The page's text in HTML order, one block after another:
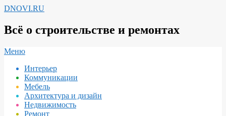
Перейти
содержимому
DNOVI.RU
Всё о строительстве и ремонтах
Вторичное
навигации
Меню
Интерьер
Коммуникации
Мебель
Архитектура и дизайн
Недвижимость
Ремонт